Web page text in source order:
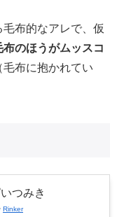
布的なアレで、仮
布のほうがムッスコ
布に抱かれてい
つみき
Rinker